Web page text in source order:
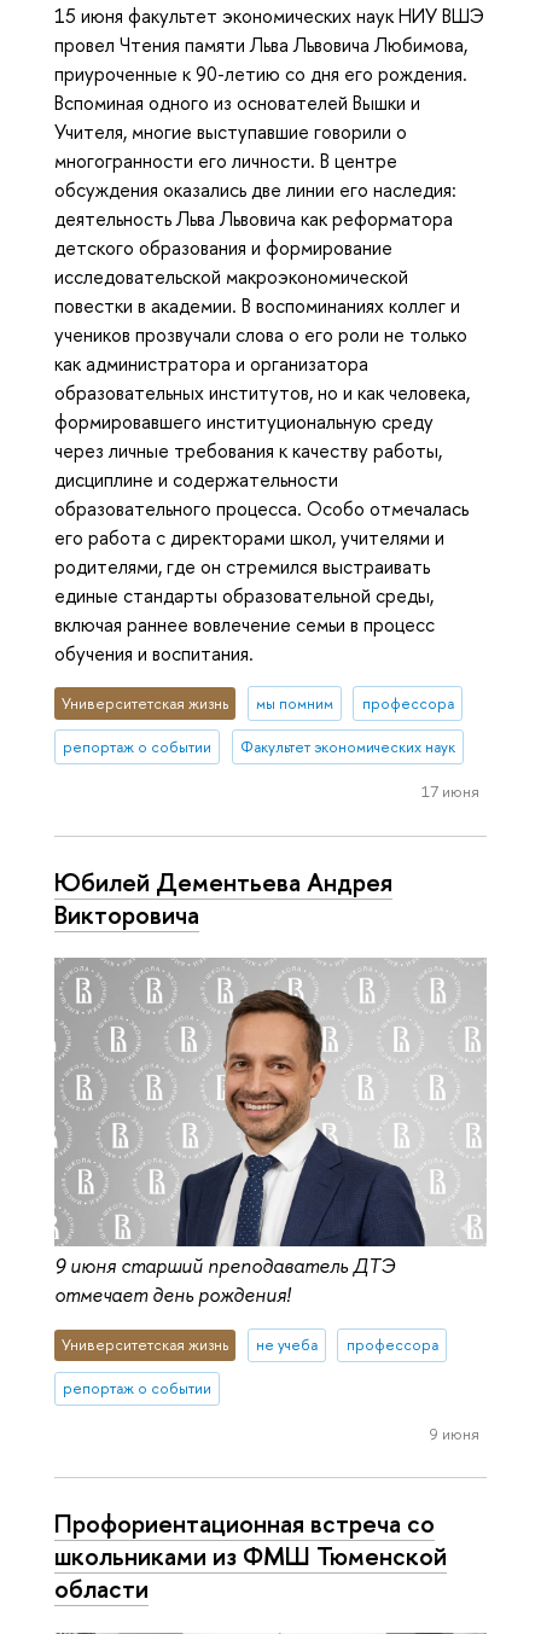
15 июня факультет экономических наук НИУ ВШЭ
провел Чтения памяти Льва Львовича Любимова,
приуроченные к 90-летию со дня его рождения.
Вспоминая одного из основателей Вышки и
Учителя, многие выступавшие говорили о
многогранности его личности. В центре
обсуждения оказались две линии его наследия:
деятельность Льва Львовича как реформатора
детского образования и формирование
исследовательской макроэкономической
повестки в академии. В воспоминаниях коллег и
учеников прозвучали слова о его роли не только
как администратора и организатора
образовательных институтов, но и как человека,
формировавшего институциональную среду
через личные требования к качеству работы,
дисциплине и содержательности
образовательного процесса. Особо отмечалась
его работа с директорами школ, учителями и
родителями, где он стремился выстраивать
единые стандарты образовательной среды,
включая раннее вовлечение семьи в процесс
обучения и воспитания.
Университетская жизнь мы помним профессора
репортаж о событии Факультет экономических наук
17 июня
Юбилей Дементьева Андрея
Викторовича
9 июня старший преподаватель ДТЭ
отмечает день рождения!
Университетская жизнь не учеба профессора
репортаж о событии
9 июня
Профориентационная встреча со
школьниками из ФМШ Тюменской
области